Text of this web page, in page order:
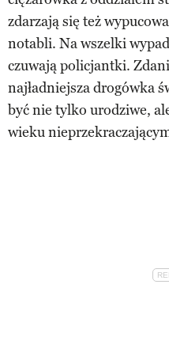
zdarzają się też
notabli. Na wszelki
czuwają policjantki.
najładniejsza drogówka
być nie tylko urodziwe,
wieku